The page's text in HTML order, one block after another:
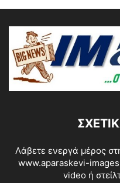
Λάβετε ενεργά μέρος
www.aparaskevi-
video ή